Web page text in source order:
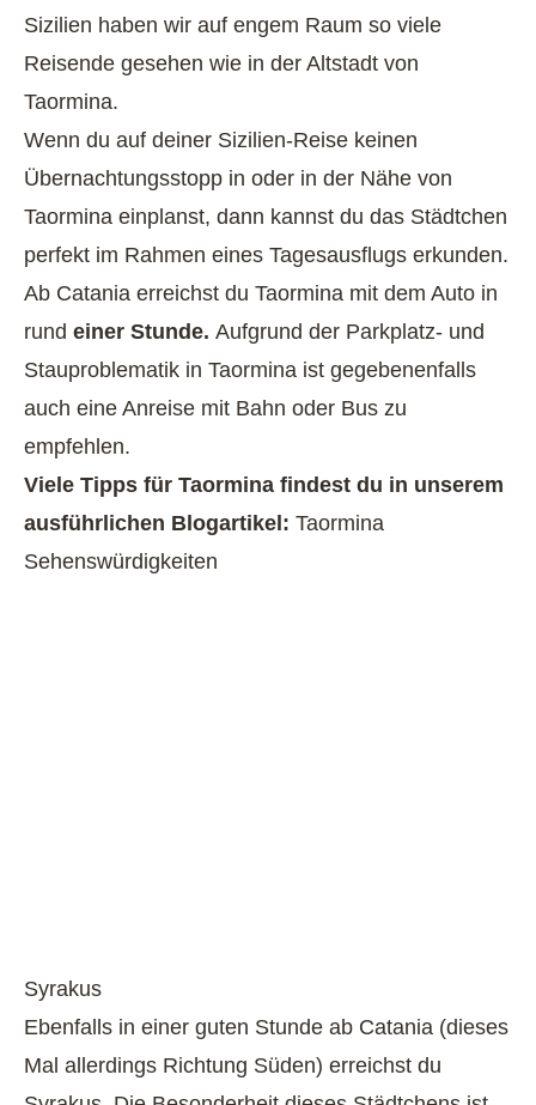
Sizilien haben wir auf engem Raum so viele
Reisende gesehen wie in der Altstadt von
Taormina.
Wenn du auf deiner Sizilien-Reise keinen
Übernachtungsstopp in oder in der Nähe von
Taormina einplanst, dann kannst du das Städtchen
perfekt im Rahmen eines Tagesausflugs erkunden.
Ab Catania erreichst du Taormina mit dem Auto in
rund einer Stunde. Aufgrund der Parkplatz- und
Stauproblematik in Taormina ist gegebenenfalls
auch eine Anreise mit Bahn oder Bus zu
empfehlen.
Viele Tipps für Taormina findest du in unserem
ausführlichen Blogartikel: Taormina
Sehenswürdigkeiten
Syrakus
Ebenfalls in einer guten Stunde ab Catania (dieses
Mal allerdings Richtung Süden) erreichst du